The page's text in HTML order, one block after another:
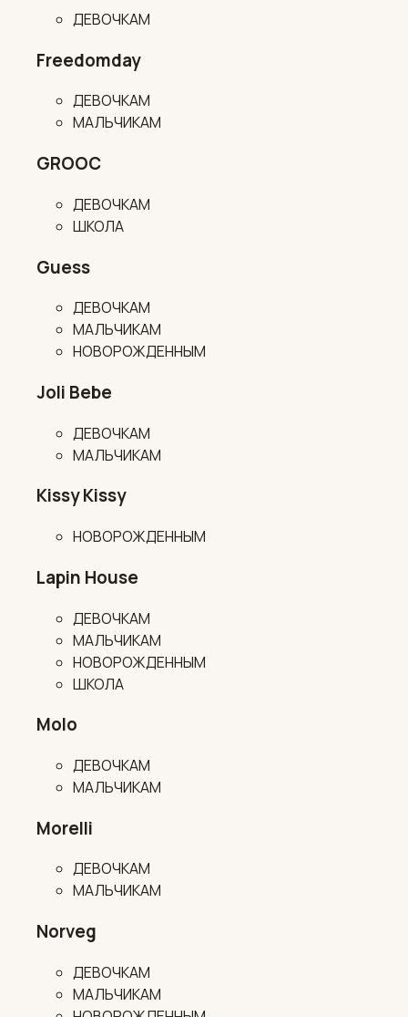
ДЕВОЧКАМ
Freedomday
ДЕВОЧКАМ
МАЛЬЧИКАМ
GROOC
ДЕВОЧКАМ
ШКОЛА
Guess
ДЕВОЧКАМ
МАЛЬЧИКАМ
НОВОРОЖДЕННЫМ
Joli Bebe
ДЕВОЧКАМ
МАЛЬЧИКАМ
Kissy Kissy
НОВОРОЖДЕННЫМ
Lapin House
ДЕВОЧКАМ
МАЛЬЧИКАМ
НОВОРОЖДЕННЫМ
ШКОЛА
Molo
ДЕВОЧКАМ
МАЛЬЧИКАМ
Morelli
ДЕВОЧКАМ
МАЛЬЧИКАМ
Norveg
ДЕВОЧКАМ
МАЛЬЧИКАМ